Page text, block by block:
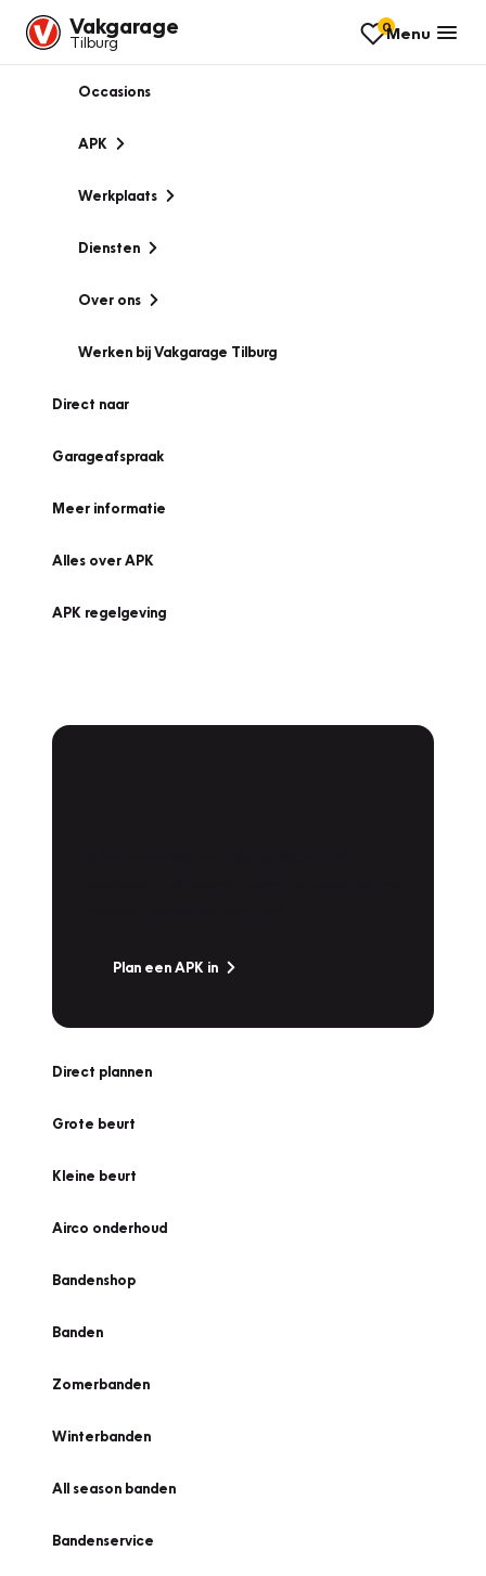
Vakgarage
Tilburg
0Menu
Occasions
APK
Werkplaats
Diensten
Over ons
Werken bij Vakgarage Tilburg
Direct naar
Garageafspraak
Meer informatie
Alles over APK
APK regelgeving
Plan een APK in
Direct plannen
Grote beurt
Kleine beurt
Airco onderhoud
Bandenshop
Banden
Zomerbanden
Winterbanden
All season banden
Bandenservice